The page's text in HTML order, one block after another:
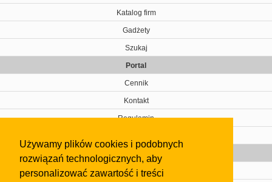
Używamy plików cookies i podobnych
rozwiązań technologicznych, aby
personalizować zawartość i treści
Katalog firm
Gadżety
Szukaj
Portal
Cennik
Kontakt
Regulamin
Gazeta
Olkusz